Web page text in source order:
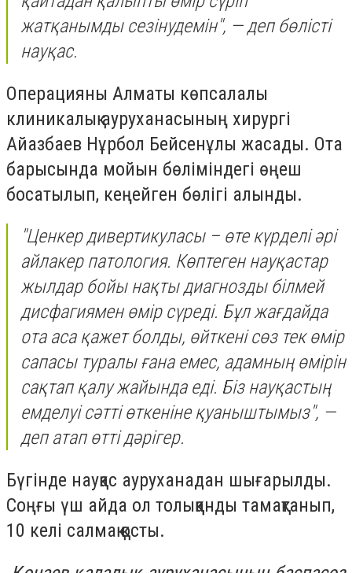
жатқанымды сезінудемін", — деп бөлісті
науқас.
Операцияны Алматы көпсалалы
клиникалық ауруханасының хирургі
Айазбаев Нұрбол Бейсенұлы жасады. Ота
барысында мойын бөліміндегі өңеш
босатылып, кеңейген бөлігі алынды.
"Ценкер дивертикуласы – өте күрделі әрі
айлакер патология. Көптеген науқастар
жылдар бойы нақты диагнозды білмей
дисфагиямен өмір сүреді. Бұл жағдайда
ота аса қажет болды, өйткені сөз тек өмір
сапасы туралы ғана емес, адамның өмірін
сақтап қалу жайында еді. Біз науқастың
емделуі сәтті өткеніне қуаныштымыз", —
деп атап өтті дәрігер.
Бүгінде науқас ауруханадан шығарылды.
Соңғы үш айда ол толыққанды тамақтанып,
10 келі салмақ қосты.